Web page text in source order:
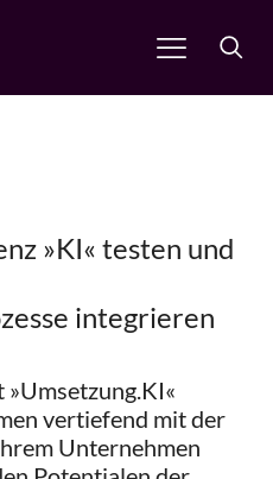
»KI« testen und
integrieren
vertiefend mit der
Unternehmen